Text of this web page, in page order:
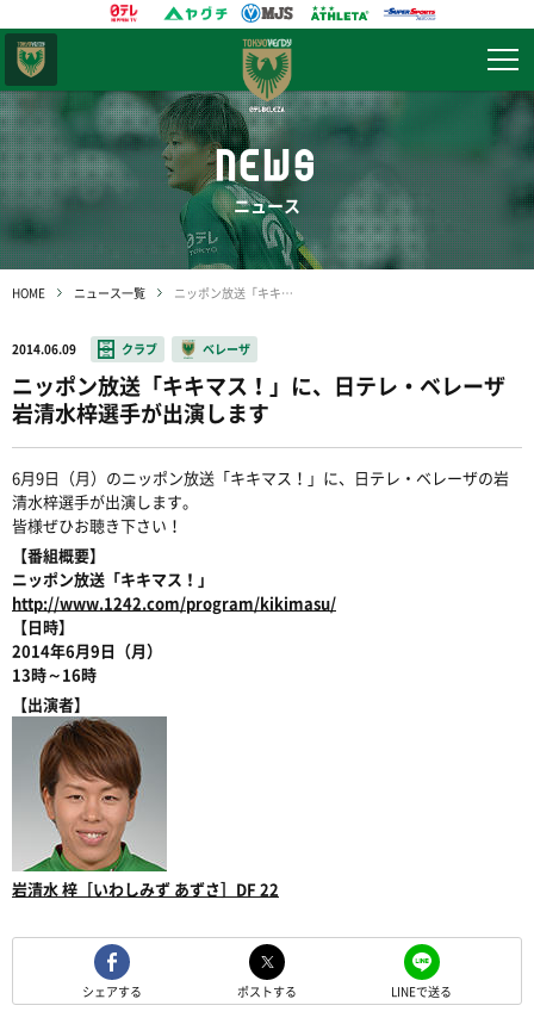
NEWS
ニュース
HOME ニュース一覧 ニッポン放送「キキマス！」に、日テレ・ベレーザ岩清水梓選手が出演します
2014.06.09 クラブ ベレーザ
ニッポン放送「キキマス！」に、日テレ・ベレーザ
岩清水梓選手が出演します
6月9日（月）のニッポン放送「キキマス！」に、日テレ・ベレーザの岩
清水梓選手が出演します。
皆様ぜひお聴き下さい！
【番組概要】
ニッポン放送「キキマス！」
http://www.1242.com/program/kikimasu/
【日時】
2014年6月9日（月）
13時～16時
【出演者】
岩清水 梓［いわしみず あずさ］DF 22
シェアする ポストする LINEで送る